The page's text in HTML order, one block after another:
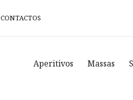
CONTACTOS
Aperitivos Massas